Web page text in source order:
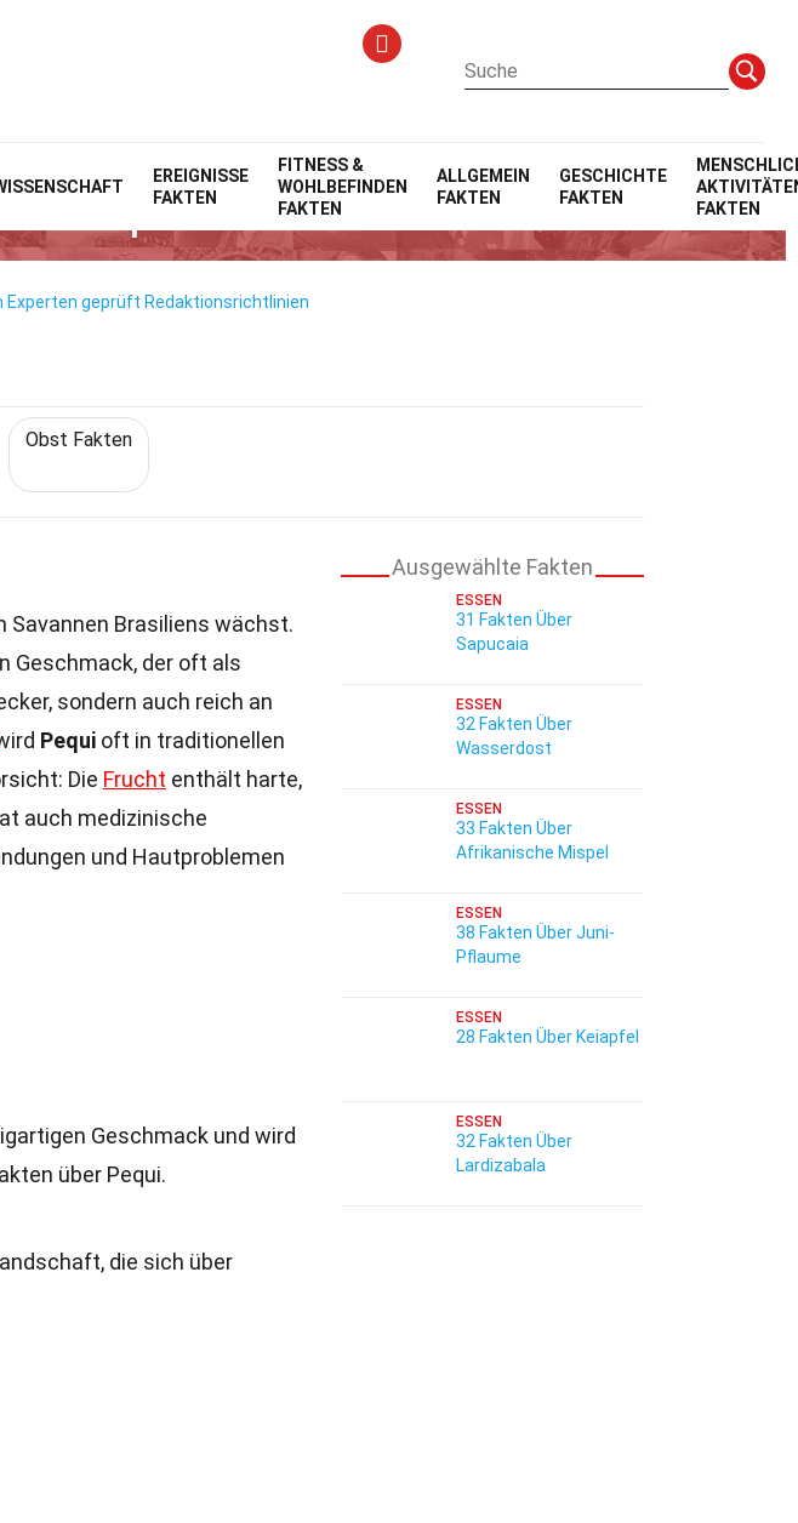
EREIGNISSE
FAKTEN
FITNESS &
WOHLBEFINDEN
FAKTEN
ALLGEMEIN
FAKTEN
GESCHICHTE
FAKTEN
FAKTEN
Fakten
Pequi
Experten geprüft Redaktionsrichtlinien
Obst Fakten
Savannen Brasiliens wächst.
Geschmack, der oft als
sondern auch reich an
Pequi oft in traditionellen
Die Frucht enthält harte,
auch medizinische
und Hautproblemen
Geschmack und wird
über Pequi.
die sich über
Ausgewählte Fakten
ESSEN
31 Fakten Über
Sapucaia
ESSEN
32 Fakten Über
Wasserdost
ESSEN
33 Fakten Über
Afrikanische Mispel
ESSEN
38 Fakten Über Juni-
Pflaume
ESSEN
28 Fakten Über Keiapfel
ESSEN
32 Fakten Über
Lardizabala